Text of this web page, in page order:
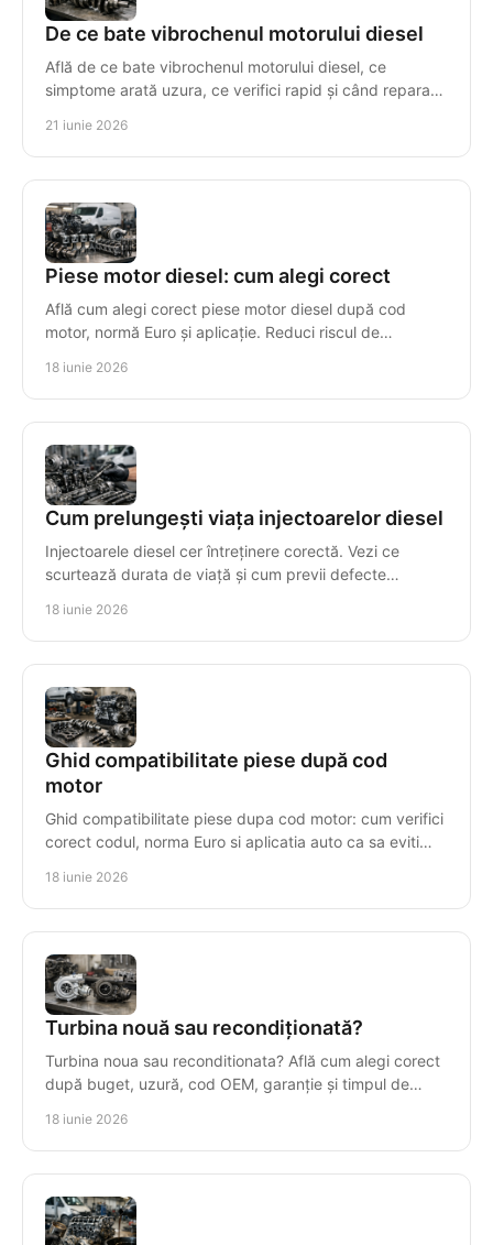
De ce bate vibrochenul motorului diesel
Află de ce bate vibrochenul motorului diesel, ce
simptome arată uzura, ce verifici rapid și când reparația
21 iunie 2026
Piese motor diesel: cum alegi corect
Află cum alegi corect piese motor diesel după cod
motor, normă Euro și aplicație. Reduci riscul de
18 iunie 2026
Cum prelungești viața injectoarelor diesel
Injectoarele diesel cer întreținere corectă. Vezi ce
scurtează durata de viață și cum previi defecte
18 iunie 2026
Ghid compatibilitate piese după cod
motor
Ghid compatibilitate piese dupa cod motor: cum verifici
corect codul, norma Euro si aplicatia auto ca sa eviti
18 iunie 2026
Turbina nouă sau recondiționată?
Turbina noua sau reconditionata? Află cum alegi corect
după buget, uzură, cod OEM, garanție și timpul de
18 iunie 2026